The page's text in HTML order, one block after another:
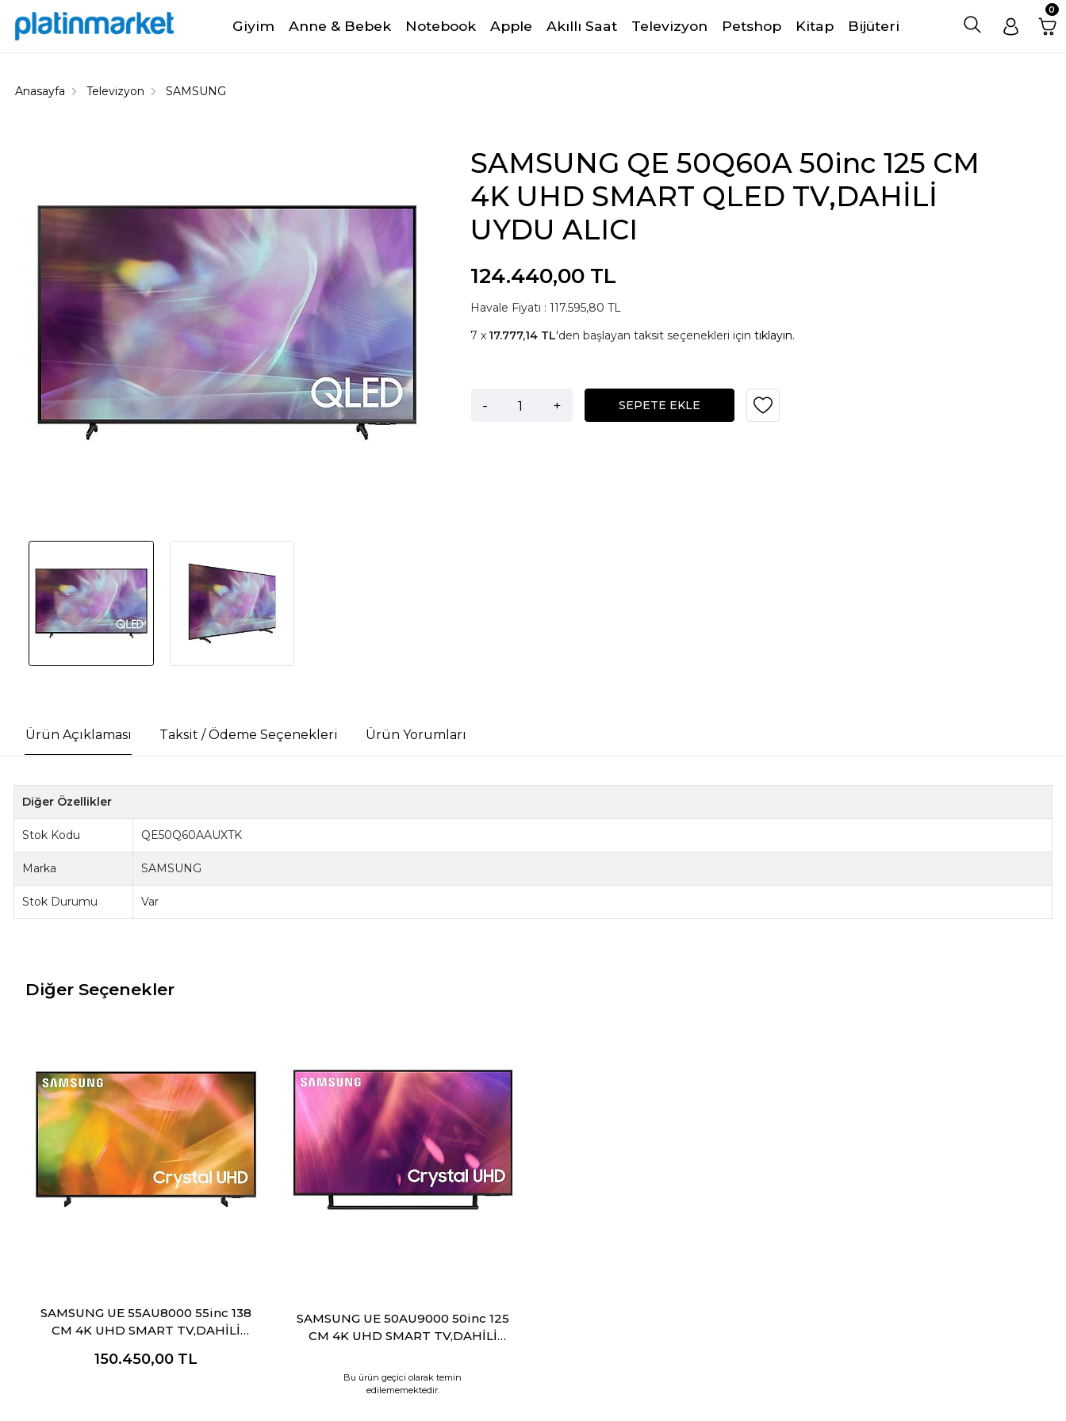
Giyim Anne & Bebek Notebook Apple Akıllı Saat Televizyon Petshop Kitap Bijüteri
0
Anasayfa Televizyon SAMSUNG
SAMSUNG QE 50Q60A 50inc 125 CM
4K UHD SMART QLED TV,DAHİLİ
UYDU ALICI
124.440,00 TL
Havale Fiyatı : 117.595,80 TL
17.777,14 TL'den başlayan taksit seçenekleri için tıklayın.
- + SEPETE EKLE
Ürün Açıklaması Taksit / Ödeme Seçenekleri Ürün Yorumları
Diğer Özellikler
Stok Kodu QE50Q60AAUXTK
Marka SAMSUNG
Stok Durumu Var
Diğer Seçenekler
SAMSUNG UE 55AU8000 55inc 138
CM 4K UHD SMART TV,DAHİLİ
150.450,00 TL
SAMSUNG UE 50AU9000 50inc 125
CM 4K UHD SMART TV,DAHİLİ
Bu ürün geçici olarak temin
edilememektedir.